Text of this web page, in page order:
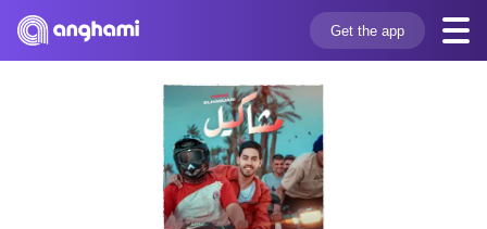
Get the app